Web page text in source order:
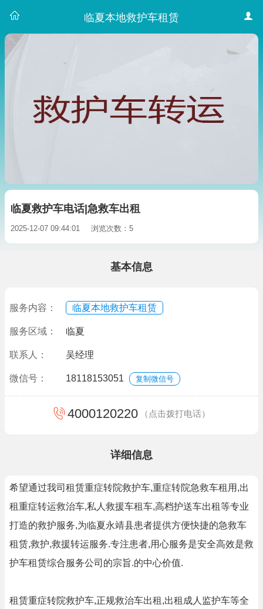
临夏本地救护车租赁
临夏救护车电话|急救车出租
2025-12-07 09:44:01 浏览次数：5
基本信息
服务内容： 临夏本地救护车租赁
服务区域： 临夏
联系人： 吴经理
微信号： 18118153051 复制微信号
4000120220 （点击拨打电话）
详细信息
希望通过我司租赁重症转院救护车,重症转院急救车租用,出
租重症转运救治车,私人救援车租车,高档护送车出租等专业
打造的救护服务,为临夏永靖县患者提供方便快捷的急救车
租赁,救护,救援转运服务.专注患者,用心服务是安全高效是救
护车租赁综合服务公司的宗旨.的中心价值.
租赁重症转院救护车,正规救治车出租,出租成人监护车等全